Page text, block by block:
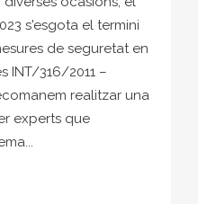
s'esgota el termini
de seguretat en
INT/316/2011 –
realitzar una
experts que